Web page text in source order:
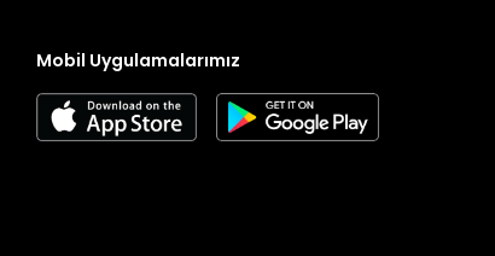
Mobil Uygulamalarımız